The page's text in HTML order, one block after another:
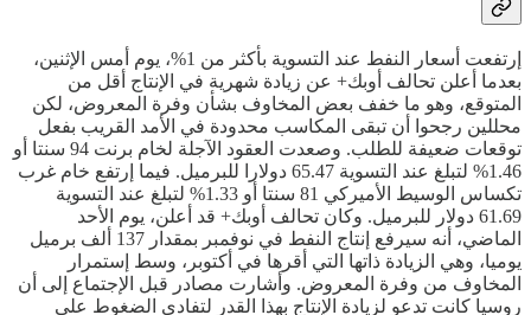
إرتفعت أسعار النفط عند التسوية بأكثر من 1%، يوم أمس الإثنين،
بعدما أعلن تحالف أوبك+ عن زيادة شهرية في الإنتاج أقل من
المتوقع، وهو ما خفف بعض المخاوف بشأن وفرة المعروض، لكن
محللين رجحوا أن تبقى المكاسب محدودة في الأمد القريب بفعل
توقعات ضعيفة للطلب. وصعدت العقود الآجلة لخام برنت 94 سنتا أو
1.46% لتبلغ عند التسوية 65.47 دولارا للبرميل. فيما إرتفع خام غرب
تكساس الوسيط الأميركي 81 سنتا أو 1.33% لتبلغ عند التسوية
61.69 دولار للبرميل. وكان تحالف أوبك+ قد أعلن، يوم الأحد
الماضي، أنه سيرفع إنتاج النفط في نوفمبر بمقدار 137 ألف برميل
يوميا، وهي الزيادة ذاتها التي أقرها في أكتوبر، وسط إستمرار
المخاوف من وفرة المعروض. وأشارت مصادر قبل الإجتماع إلى أن
روسيا كانت تدعو لزيادة الإنتاج بهذا القدر لتفادي الضغوط على